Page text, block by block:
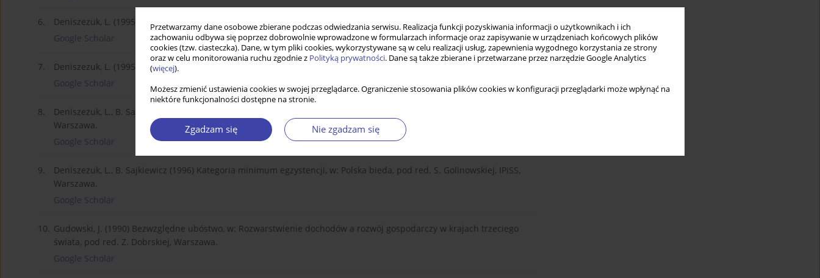
Przetwarzamy dane osobowe zbierane podczas odwiedzania serwisu. Realizacja funkcji pozyskiwania informacji o użytkownikach i ich
zachowaniu odbywa się poprzez dobrowolnie wprowadzone w formularzach informacje oraz zapisywanie w urządzeniach końcowych plików
cookies (tzw. ciasteczka). Dane, w tym pliki cookies, wykorzystywane są w celu realizacji usług, zapewnienia wygodnego korzystania ze strony
oraz w celu monitorowania ruchu zgodnie z Polityką prywatności. Dane są także zbierane i przetwarzane przez narzędzie Google Analytics
(więcej).
Możesz zmienić ustawienia cookies w swojej przeglądarce. Ograniczenie stosowania plików cookies w konfiguracji przeglądarki może wpłynąć na
niektóre funkcjonalności dostępne na stronie.
Zgadzam się Nie zgadzam się
6.
Deniszezuk, L. (1995) Obszary ubóstwa w Polsce, w: Polska ’95. Raport o rozwoju społecznym, UNDP, Warszawa.
Google Scholar
7.
Deniszezuk, L. (1995) Rozmiary i struktura ubóstwa w Polsce, „Praca i Zabezpieczenie Społeczne”, 12.
Google Scholar
8.
Deniszezuk, L., B. Sajkiewicz (1996) Kategoria minimum socjalnego, w: Polska bieda, pod red. S. Golinowskiej, IPiSS,
Warszawa.
Google Scholar
9.
Deniszezuk, L., B. Sajkiewicz (1996) Kategoria minimum egzystencji, w: Polska bieda, pod red. S. Golinowskiej, IPiSS,
Warszawa.
Google Scholar
10. Gudowski, J. (1990) Bezwzględne ubóstwo, w: Rozwarstwienie dochodów a rozwój gospodarczy w krajach trzeciego
świata, pod red. Z. Dobrskiej, Warszawa.
Google Scholar